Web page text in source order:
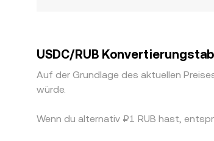
USDC/RUB
Auf der Grundlage des aktuellen
würde.
Wenn du alternativ ₽1 RUB hast,